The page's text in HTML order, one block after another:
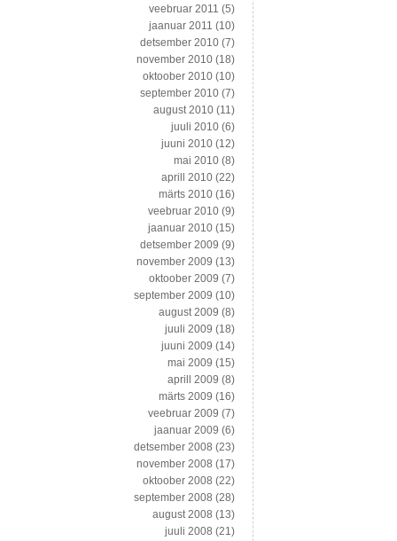
veebruar 2011 (5)
jaanuar 2011 (10)
detsember 2010 (7)
november 2010 (18)
oktoober 2010 (10)
september 2010 (7)
august 2010 (11)
juuli 2010 (6)
juuni 2010 (12)
mai 2010 (8)
aprill 2010 (22)
märts 2010 (16)
veebruar 2010 (9)
jaanuar 2010 (15)
detsember 2009 (9)
november 2009 (13)
oktoober 2009 (7)
september 2009 (10)
august 2009 (8)
juuli 2009 (18)
juuni 2009 (14)
mai 2009 (15)
aprill 2009 (8)
märts 2009 (16)
veebruar 2009 (7)
jaanuar 2009 (6)
detsember 2008 (23)
november 2008 (17)
oktoober 2008 (22)
september 2008 (28)
august 2008 (13)
juuli 2008 (21)